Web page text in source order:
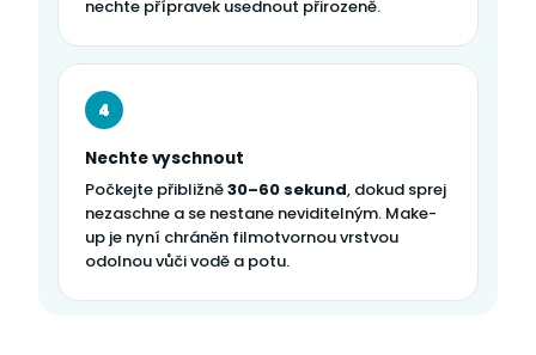
nechte přípravek usednout přirozeně.
4
Nechte vyschnout
Počkejte přibližně30–60 sekund, dokud sprej
nezaschne a se nestane neviditelným. Make-
up je nyní chráněn filmotvornou vrstvou
odolnou vůči vodě a potu.